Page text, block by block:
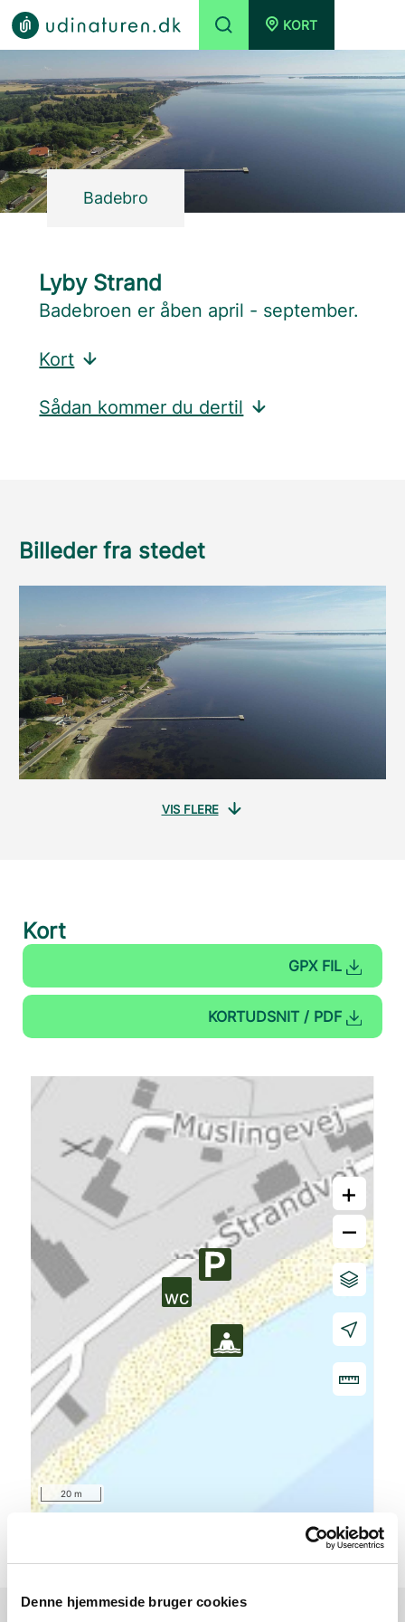
Denne hjemmeside bruger cookies
KORT
Badebro
Lyby Strand
Badebroen er åben april - september.
Kort
Sådan kommer du dertil
Billeder fra stedet
VIS FLERE
Kort
GPX FIL
KORTUDSNIT / PDF
+
–
20 m